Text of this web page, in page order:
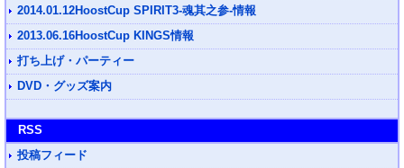
2014.01.12HoostCup SPIRIT3-魂其之参-情報
2013.06.16HoostCup KINGS情報
打ち上げ・パーティー
DVD・グッズ案内
RSS
投稿フィード